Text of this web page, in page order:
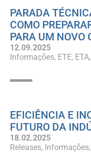
PARADA
COMO
PARA UM NOVO
12.09.2025
Informações ETE ETA
EFICIÊNCIA E
FUTURO DA
18.02.2025
Releases
Informações